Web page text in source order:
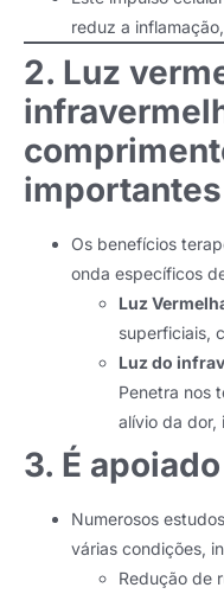
reduz a
2. Luz
importantes
Os benefícios
onda específicos
Luz
superficiais,
Luz do
Penetra nos
alívio da dor,
3. É
Numerosos
várias condições,
Redução de